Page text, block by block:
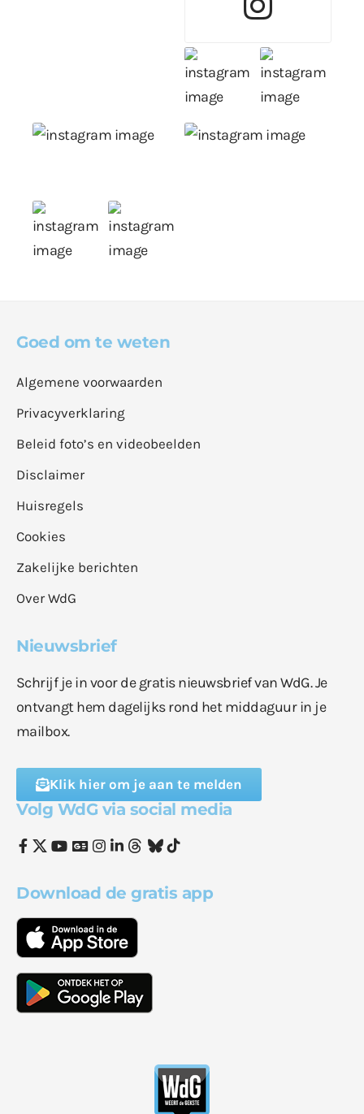
Goed om te weten
Algemene voorwaarden
Privacyverklaring
Beleid foto’s en videobeelden
Disclaimer
Huisregels
Cookies
Zakelijke berichten
Over WdG
Nieuwsbrief
Schrijf je in voor de gratis nieuwsbrief van WdG. Je
ontvangt hem dagelijks rond het middaguur in je
mailbox.
Klik hier om je aan te melden
Volg WdG via social media
Download de gratis app